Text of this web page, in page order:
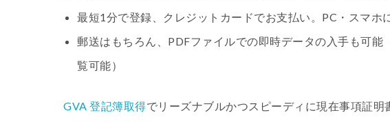
最短1分で登録、クレジットカードでお支払い。PC・スマホ
郵送はもちろん、PDFファイルでの即時データの入手も可能
覧可能）
GVA 登記簿取得でリーズナブルかつスピーディに現在事項証明